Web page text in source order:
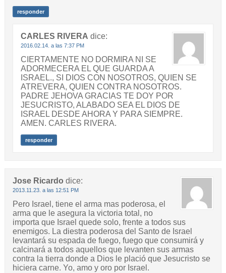
responder
CARLES RIVERA dice:
2016.02.14. a las 7:37 PM
CIERTAMENTE NO DORMIRA NI SE
ADORMECERA EL QUE GUARDA A
ISRAEL., SI DIOS CON NOSOTROS, QUIEN SE
ATREVERA, QUIEN CONTRA NOSOTROS.
PADRE JEHOVA GRACIAS TE DOY POR
JESUCRISTO, ALABADO SEA EL DIOS DE
ISRAEL DESDE AHORA Y PARA SIEMPRE.
AMEN. CARLES RIVERA.
responder
Jose Ricardo dice:
2013.11.23. a las 12:51 PM
Pero Israel, tiene el arma mas poderosa, el
arma que le asegura la victoria total, no
importa que Israel quede solo, frente a todos sus
enemigos. La diestra poderosa del Santo de Israel
levantará su espada de fuego, fuego que consumirá y
calcinará a todos aquellos que levanten sus armas
contra la tierra donde a Dios le plació que Jesucristo se
hiciera carne. Yo, amo y oro por Israel.